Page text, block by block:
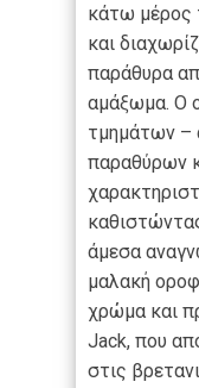
κάτω μέρος
και
παράθυρα
αμάξωμα. Ο
τμημάτων –
παραθύρων
άμεσα
μαλακή
χρώμα και
Jack, που
στις